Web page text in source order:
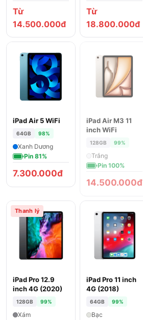
Từ
14.500.000đ
Từ
18.800.000đ
iPad Air 5 WiFi
64GB 98%
Xanh Dương
Pin 81%
7.300.000đ
ĐÃ BÁN
iPad Air M3 11
inch WiFi
128GB 99%
Trắng
Pin 100%
14.500.000đ
Thanh lý
iPad Pro 12.9
inch 4G (2020)
128GB 99%
Xám
iPad Pro 11 inch
4G (2018)
64GB 99%
Bạc